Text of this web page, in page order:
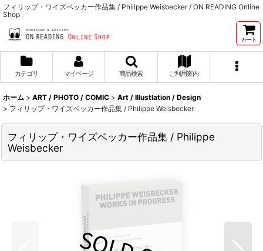
フィリップ・ワイズベッカー作品集 / Philippe Weisbecker / ON READING Online
Shop
カート
カテゴリ マイページ 商品検索 ご利用案内
ホーム > ART / PHOTO / COMIC > Art / Illustlation / Design
> フィリップ・ワイズベッカー作品集 / Philippe Weisbecker
フィリップ・ワイズベッカー作品集 / Philippe
Weisbecker